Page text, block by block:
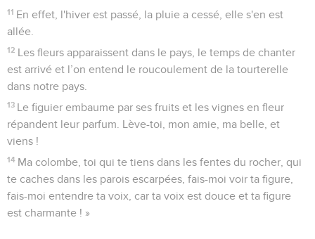
11 En effet, l'hiver est passé, la pluie a cessé, elle s'en est
allée.
12 Les fleurs apparaissent dans le pays, le temps de chanter
est arrivé et l’on entend le roucoulement de la tourterelle
dans notre pays.
13 Le figuier embaume par ses fruits et les vignes en fleur
répandent leur parfum. Lève-toi, mon amie, ma belle, et
viens !
14 Ma colombe, toi qui te tiens dans les fentes du rocher, qui
te caches dans les parois escarpées, fais-moi voir ta figure,
fais-moi entendre ta voix, car ta voix est douce et ta figure
est charmante ! »